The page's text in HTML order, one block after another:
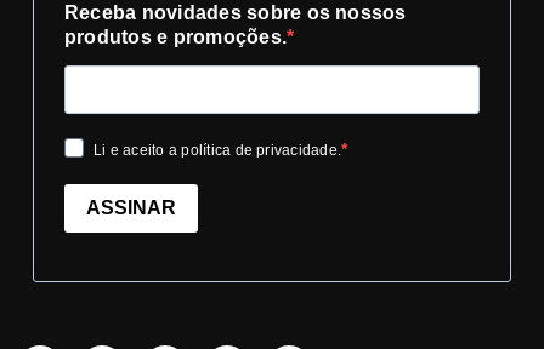
Receba novidades sobre os nossos
produtos e promoções.
Li e aceito a política de privacidade.
ASSINAR